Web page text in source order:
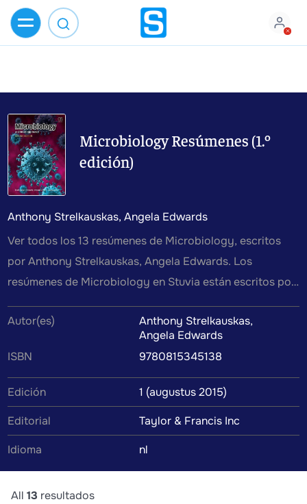
Microbiology Resúmenes (1.º
edición)
Anthony Strelkauskas, Angela Edwards
Ver todos los 13 resúmenes de Microbiology, escritos
por Anthony Strelkauskas, Angela Edwards. Los
resúmenes de Microbiology en Stuvia están escritos por
comprensión del contenido del libro de texto. Encontrar
el resumen que se adapte perfectamente a tu estilo de
aprendizaje hará que estudiar sea mucho más fácil.
Autor(es)
Anthony Strelkauskas,
Angela Edwards
ISBN
9780815345138
Edición
1 (augustus 2015)
Editorial
Taylor & Francis Inc
Idioma
nl
All 13 resultados